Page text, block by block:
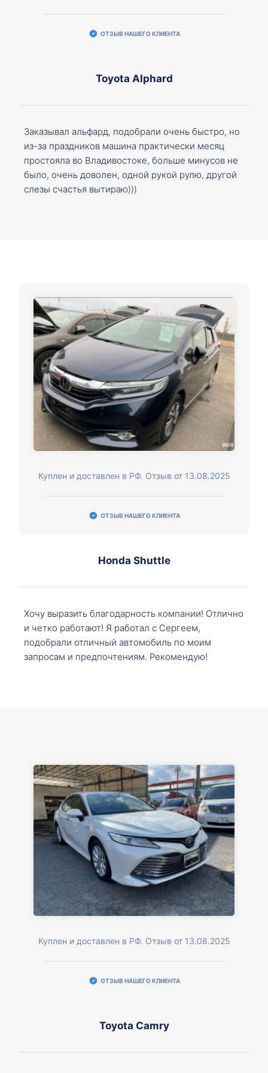
ОТЗЫВ НАШЕГО КЛИЕНТА
Toyota Alphard
Заказывал альфард, подобрали очень быстро, но
из-за праздников машина практически месяц
простояла во Владивостоке, больше минусов не
было, очень доволен, одной рукой рулю, другой
слезы счастья вытираю)))
Куплен и доставлен в РФ. Отзыв от 13.08.2025
ОТЗЫВ НАШЕГО КЛИЕНТА
Honda Shuttle
Хочу выразить благодарность компании! Отлично
и четко работают! Я работал с Сергеем,
подобрали отличный автомобиль по моим
запросам и предпочтениям. Рекомендую!
Куплен и доставлен в РФ. Отзыв от 13.08.2025
ОТЗЫВ НАШЕГО КЛИЕНТА
Toyota Camry